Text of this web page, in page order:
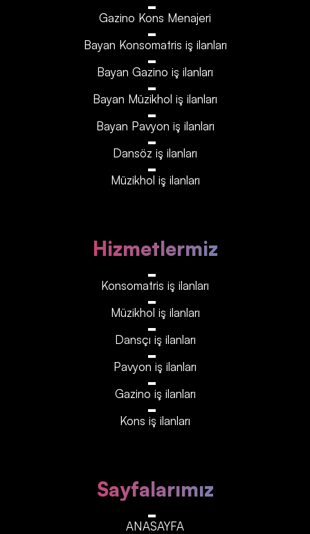
Gazino Kons Menajeri
Bayan Konsomatris iş ilanları
Bayan Gazino iş ilanları
Bayan Müzikhol iş ilanları
Bayan Pavyon iş ilanları
Dansöz iş ilanları
Müzikhol iş ilanları
Hizmetlermiz
Konsomatris iş ilanları
Müzikhol iş ilanları
Dansçı iş ilanları
Pavyon iş ilanları
Gazino iş ilanları
Kons iş ilanları
Sayfalarımız
ANASAYFA